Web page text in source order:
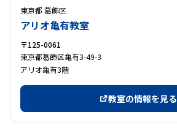
東京都 葛飾区
アリオ亀有教室
〒125-0061
東京都葛飾区亀有3-49-3
アリオ亀有3階
教室の情報を見る